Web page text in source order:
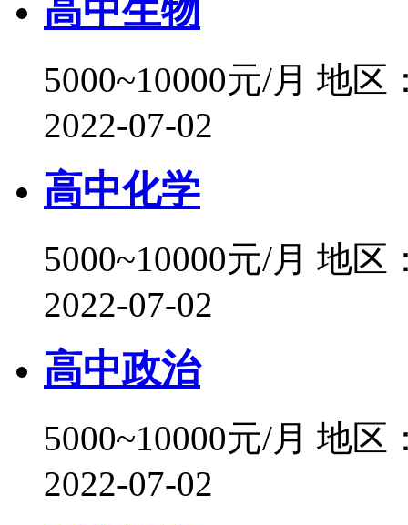
高中生物
5000~10000元/月 地区
2022-07-02
高中化学
5000~10000元/月 地区
2022-07-02
高中政治
5000~10000元/月 地区
2022-07-02